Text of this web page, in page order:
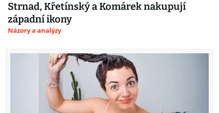
Strnad, Křetínský a Komárek nakupují
západní ikony
Názory a analýzy